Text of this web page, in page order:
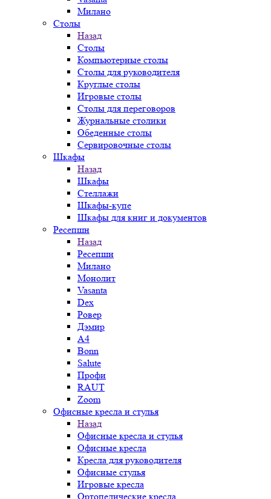
Милано
Столы
Назад
Столы
Компьютерные столы
Столы для руководителя
Круглые столы
Игровые столы
Столы для переговоров
Журнальные столики
Обеденные столы
Сервировочные столы
Шкафы
Назад
Шкафы
Стеллажи
Шкафы-купе
Шкафы для книг и документов
Ресепшн
Назад
Ресепшн
Милано
Монолит
Vasanta
Dex
Ровер
Дэмир
A4
Bonn
Salute
Профи
RAUT
Zoom
Офисные кресла и стулья
Назад
Офисные кресла и стулья
Офисные кресла
Кресла для руководителя
Офисные стулья
Игровые кресла
Ортопедические кресла